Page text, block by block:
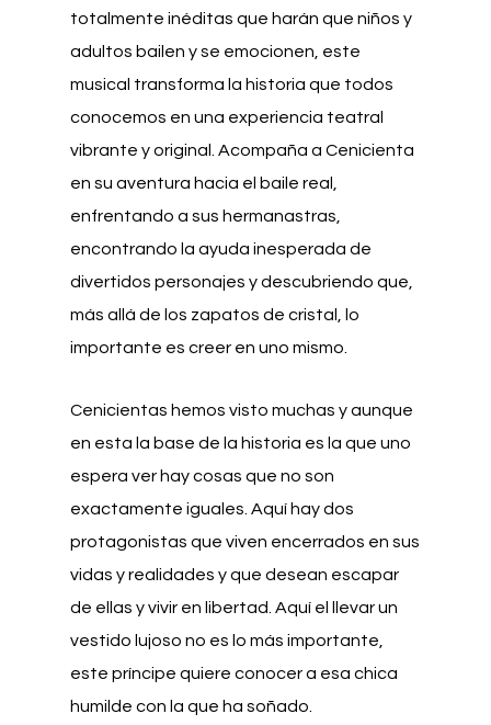
totalmente inéditas que harán que niños y
adultos bailen y se emocionen, este
musical transforma la historia que todos
conocemos en una experiencia teatral
vibrante y original. Acompaña a Cenicienta
en su aventura hacia el baile real,
enfrentando a sus hermanastras,
encontrando la ayuda inesperada de
divertidos personajes y descubriendo que,
más allá de los zapatos de cristal, lo
importante es creer en uno mismo.
Cenicientas hemos visto muchas y aunque
en esta la base de la historia es la que uno
espera ver hay cosas que no son
exactamente iguales. Aquí hay dos
protagonistas que viven encerrados en sus
vidas y realidades y que desean escapar
de ellas y vivir en libertad. Aquí el llevar un
vestido lujoso no es lo más importante,
este príncipe quiere conocer a esa chica
humilde con la que ha soñado.